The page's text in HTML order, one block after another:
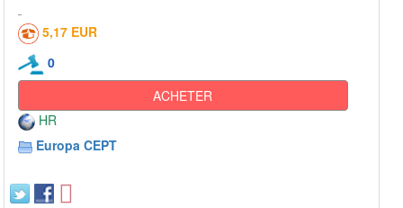
5,17 EUR
0
ACHETER
HR
Europa CEPT